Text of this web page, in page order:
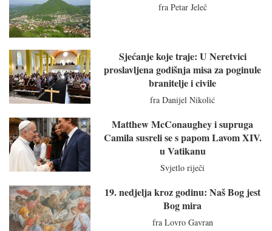
fra Petar Jeleč
Sjećanje koje traje: U Neretvici
proslavljena godišnja misa za poginule
branitelje i civile
fra Danijel Nikolić
Matthew McConaughey i supruga
Camila susreli se s papom Lavom XIV.
u Vatikanu
Svjetlo riječi
19. nedjelja kroz godinu: Naš Bog jest
Bog mira
fra Lovro Gavran